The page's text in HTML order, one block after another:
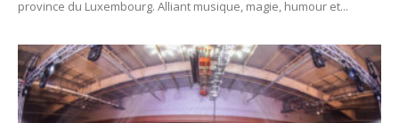
province du Luxembourg. Alliant musique, magie, humour et...